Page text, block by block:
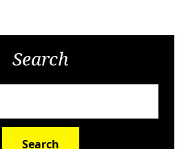
Search
Search